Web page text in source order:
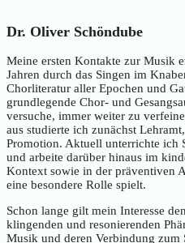
Dr. Oliver Schöndube
Meine ersten Kontakte zur Musik
Jahren durch das Singen im
Chorliteratur aller Epochen und
grundlegende Chor- und
versuche, immer weiter zu
aus studierte ich zunächst
Promotion. Aktuell unterrichte ich
und arbeite darüber hinaus im
Kontext sowie in der präventiven
eine besondere Rolle spielt.
Schon lange gilt mein Interesse
klingenden und resonierenden
Musik und deren Verbindung zum